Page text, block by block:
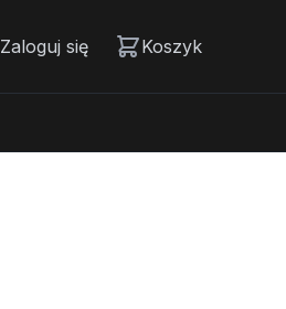
Zaloguj się Koszyk